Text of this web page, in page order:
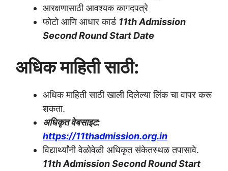
आरक्षणासाठी आवश्यक कागदपत्रे
फोटो आणि आधार कार्ड 11th Admission
Second Round Start Date
अधिक माहिती साठी:
अधिक माहिती साठी खाली दिलेल्या लिंक चा वापर करू
शकता.
अधिकृत वेबसाइट:
https://11thadmission.org.in
विद्यार्थ्यांनी वेळोवेळी अधिकृत संकेतस्थळ तपासावे.
11th Admission Second Round Start